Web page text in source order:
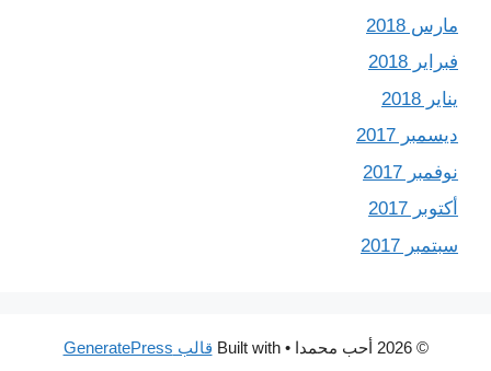
مارس 2018
فبراير 2018
يناير 2018
ديسمبر 2017
نوفمبر 2017
أكتوبر 2017
سبتمبر 2017
© 2026 أحب محمدا • Built with قالب GeneratePress